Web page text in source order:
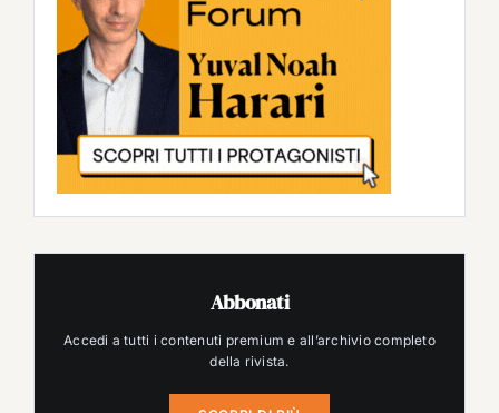
Abbonati
Accedi a tutti i contenuti premium e all’archivio completo
della rivista.